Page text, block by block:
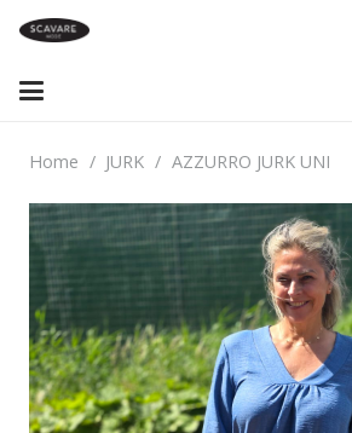
Home / JURK / AZZURRO JURK UNI